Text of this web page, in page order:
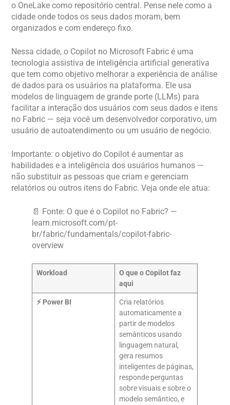
o OneLake como repositório central. Pense nele como a
cidade onde todos os seus dados moram, bem
organizados e com endereço fixo.
Nessa cidade, o Copilot no Microsoft Fabric é uma
tecnologia assistiva de inteligência artificial generativa
que tem como objetivo melhorar a experiência de análise
de dados para os usuários na plataforma. Ele usa
modelos de linguagem de grande porte (LLMs) para
facilitar a interação dos usuários com seus dados e itens
no Fabric — seja você um desenvolvedor corporativo, um
usuário de autoatendimento ou um usuário de negócio.
Importante: o objetivo do Copilot é aumentar as
habilidades e a inteligência dos usuários humanos —
não substituir as pessoas que criam e gerenciam
relatórios ou outros itens do Fabric. Veja onde ele atua:
📄 Fonte: O que é o Copilot no Fabric? —
learn.microsoft.com/pt-
br/fabric/fundamentals/copilot-fabric-
overview
Workload
O que o Copilot faz
aqui
⚡ Power BI
Cria relatórios
automaticamente a
partir de modelos
semânticos usando
linguagem natural,
gera resumos
inteligentes de páginas,
responde perguntas
sobre visuais e sobre o
modelo semântico, e